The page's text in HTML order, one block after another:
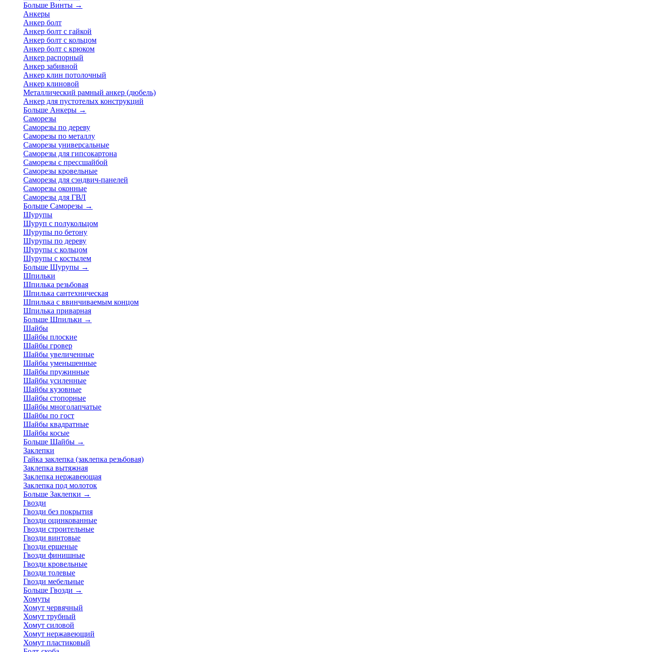
Больше Винты →
Анкеры
Анкер болт
Анкер болт с гайкой
Анкер болт с кольцом
Анкер болт с крюком
Анкер распорный
Анкер забивной
Анкер клин потолочный
Анкер клиновой
Металлический рамный анкер (дюбель)
Анкер для пустотелых конструкций
Больше Анкеры →
Саморезы
Саморезы по дереву
Саморезы по металлу
Саморезы универсальные
Саморезы для гипсокартона
Саморезы с прессшайбой
Саморезы кровельные
Саморезы для сэндвич-панелей
Саморезы оконные
Саморезы для ГВЛ
Больше Саморезы →
Шурупы
Шуруп с полукольцом
Шурупы по бетону
Шурупы по дереву
Шурупы с кольцом
Шурупы с костылем
Больше Шурупы →
Шпильки
Шпилька резьбовая
Шпилька сантехническая
Шпилька с ввинчиваемым концом
Шпилька приварная
Больше Шпильки →
Шайбы
Шайбы плоские
Шайбы гровер
Шайбы увеличенные
Шайбы уменьшенные
Шайбы пружинные
Шайбы усиленные
Шайбы кузовные
Шайбы стопорные
Шайбы многолапчатые
Шайбы по гост
Шайбы квадратные
Шайбы косые
Больше Шайбы →
Заклепки
Гайка заклепка (заклепка резьбовая)
Заклепка вытяжная
Заклепка нержавеющая
Заклепка под молоток
Больше Заклепки →
Гвозди
Гвозди без покрытия
Гвозди оцинкованные
Гвозди строительные
Гвозди винтовые
Гвозди ершеные
Гвозди финишные
Гвозди кровельные
Гвозди толевые
Гвозди мебельные
Больше Гвозди →
Хомуты
Хомут червячный
Хомут трубный
Хомут силовой
Хомут нержавеющий
Хомут пластиковый